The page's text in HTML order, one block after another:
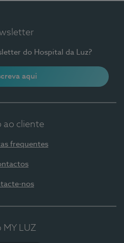
do Hospital da Luz?
aqui
ao cliente
frequentes
nos
MY LUZ